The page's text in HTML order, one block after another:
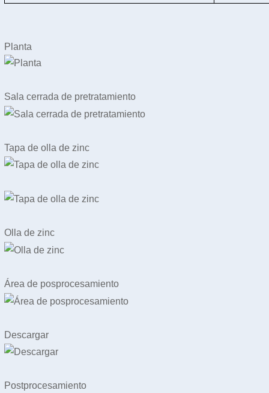
Planta
Sala cerrada de pretratamiento
Tapa de olla de zinc
Olla de zinc
Área de posprocesamiento
Descargar
Postprocesamiento